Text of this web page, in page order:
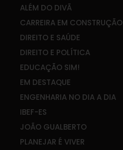
ALÉM DO DIVÃ
CARREIRA EM CONSTRUÇÃO
DIREITO E SAÚDE
DIREITO E POLÍTICA
EDUCAÇÃO SIM!
EM DESTAQUE
ENGENHARIA NO DIA A DIA
IBEF-ES
JOÃO GUALBERTO
PLANEJAR É VIVER